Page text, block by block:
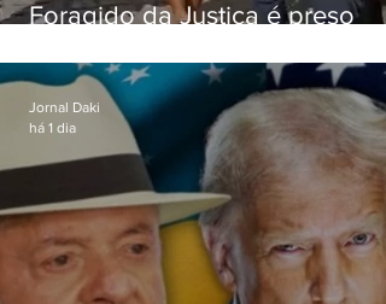
Foragido da Justiça é preso
RJ-106, em Maricá
Jornal Daki
há 1 dia